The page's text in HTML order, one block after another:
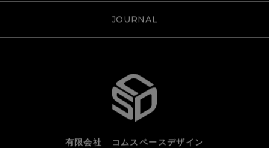
有限会社 コムスペースデザイン
JOURNAL